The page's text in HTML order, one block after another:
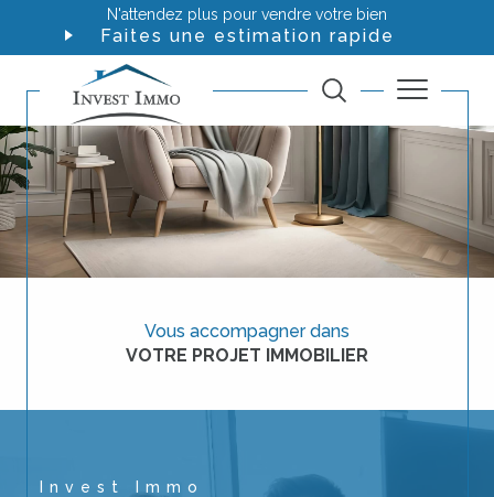
N'attendez plus pour vendre votre bien
Faites une estimation rapide
Vous accompagner dans
VOTRE PROJET IMMOBILIER
Invest Immo